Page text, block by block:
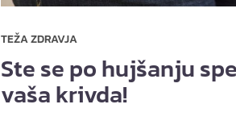
TEŽA ZDRAVJA
Ste se po hujšanju
vaša krivda!